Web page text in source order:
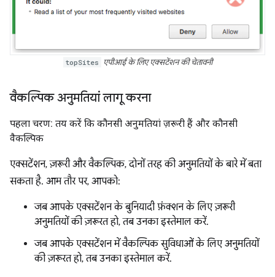
topSites एपीआई के लिए एक्सटेंशन की चेतावनी
वैकल्पिक अनुमतियां लागू करना
पहला चरण: तय करें कि कौनसी अनुमतियां ज़रूरी हैं और कौनसी
वैकल्पिक
एक्सटेंशन, ज़रूरी और वैकल्पिक, दोनों तरह की अनुमतियों के बारे में बता
सकता है. आम तौर पर, आपको:
जब आपके एक्सटेंशन के बुनियादी फ़ंक्शन के लिए ज़रूरी
अनुमतियों की ज़रूरत हो, तब उनका इस्तेमाल करें.
जब आपके एक्सटेंशन में वैकल्पिक सुविधाओं के लिए अनुमतियों
की ज़रूरत हो, तब उनका इस्तेमाल करें.